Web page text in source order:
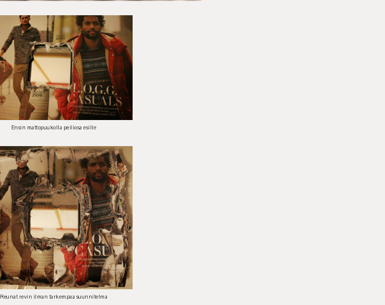
Ensin mattopuukolla peiliosa esille
Reunat revin ilman tarkempaa suunnitelma